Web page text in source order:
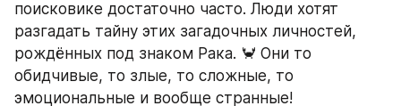
поисковике достаточно часто. Люди хотят
разгадать тайну этих загадочных личностей,
рождённых под знаком Рака. 🦀 Они то
обидчивые, то злые, то сложные, то
эмоциональные и вообще странные!